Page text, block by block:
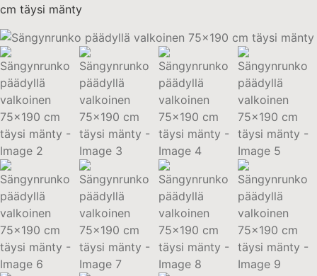
cm täysi mänty